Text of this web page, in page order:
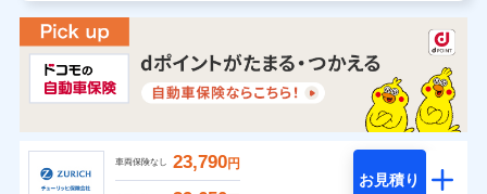
車両保険なし 23,790円
お見積り